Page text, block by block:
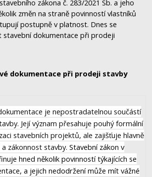
zákona č. 283/2021 Sb. a jeho
změn na straně povinností vlastníků
postupně v platnost. Dnes se
stavební dokumentace při prodeji
dokumentace při prodeji stavby
je nepostradatelnou součástí
Její význam přesahuje pouhý formální
stavebních projektů, ale zajišťuje hlavně
zákonnost stavby.Stavební zákon v
hned několik povinností týkajících se
a jejich nedodržení může mít vážné